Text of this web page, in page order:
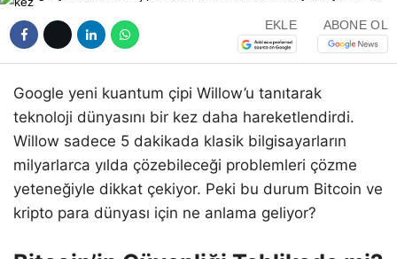
EKLE ABONE OL
Google yeni kuantum çipi Willow’u tanıtarak
teknoloji dünyasını bir kez daha hareketlendirdi.
Willow sadece 5 dakikada klasik bilgisayarların
milyarlarca yılda çözebileceği problemleri çözme
yeteneğiyle dikkat çekiyor. Peki bu durum Bitcoin ve
kripto para dünyası için ne anlama geliyor?